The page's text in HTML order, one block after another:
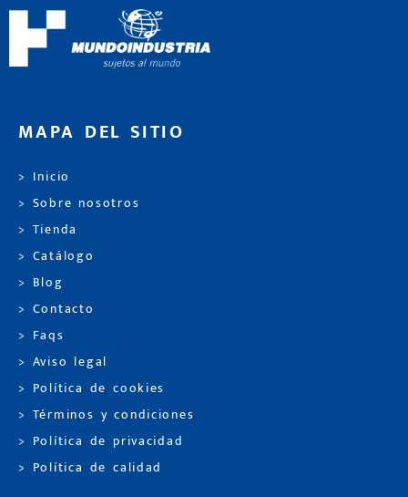
MAPA DEL SITIO
> Inicio
> Sobre nosotros
> Tienda
> Catálogo
> Blog
> Contacto
> Faqs
> Aviso legal
> Política de cookies
> Términos y condiciones
> Política de privacidad
> Política de calidad